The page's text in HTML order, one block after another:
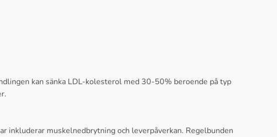
kan sänka LDL-kolesterol med 30-50% beroende på typ
inkluderar muskelnedbrytning och leverpåverkan. Regelbunden